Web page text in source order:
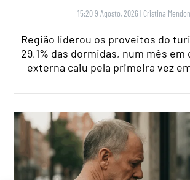
15:20 9 Agosto, 2026 | Cristina
Região liderou os proveitos do
29,1% das dormidas, num mês em
externa caiu pela primeira vez